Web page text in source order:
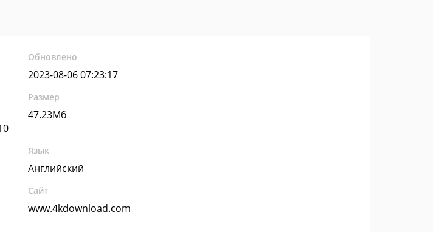
Обновлено
2023-08-06 07:23:17
Размер
47.23Мб
Язык
Английский
Сайт
www.4kdownload.com